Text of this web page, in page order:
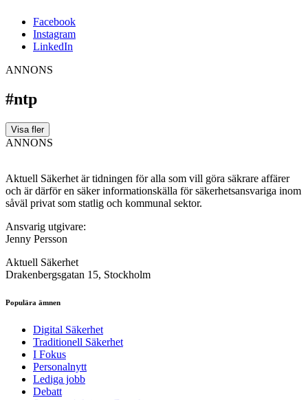
Facebook
Instagram
LinkedIn
ANNONS
#ntp
Visa fler
ANNONS
Aktuell Säkerhet är tidningen för alla som vill göra säkrare affärer
och är därför en säker informationskälla för säkerhets­ansvariga inom
såväl privat som statlig och kommunal sektor.
Ansvarig utgivare:
Jenny Persson
Aktuell Säkerhet
Drakenbergsgatan 15, Stockholm
Populära ämnen
Digital Säkerhet
Traditionell Säkerhet
I Fokus
Personalnytt
Lediga jobb
Debatt